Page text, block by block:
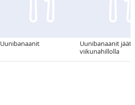
Uunibanaanit
Uunibanaanit
viikunahillolla